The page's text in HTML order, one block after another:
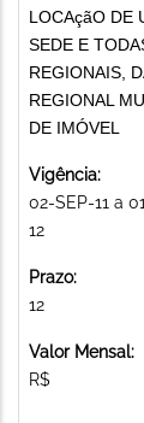
LOCAçãO DE
SEDE E
REGIONAIS,
REGIONAL
DE IMÓVEL
Vigência:
02-SEP-11 a
12
Prazo:
12
Valor Mensal:
R$